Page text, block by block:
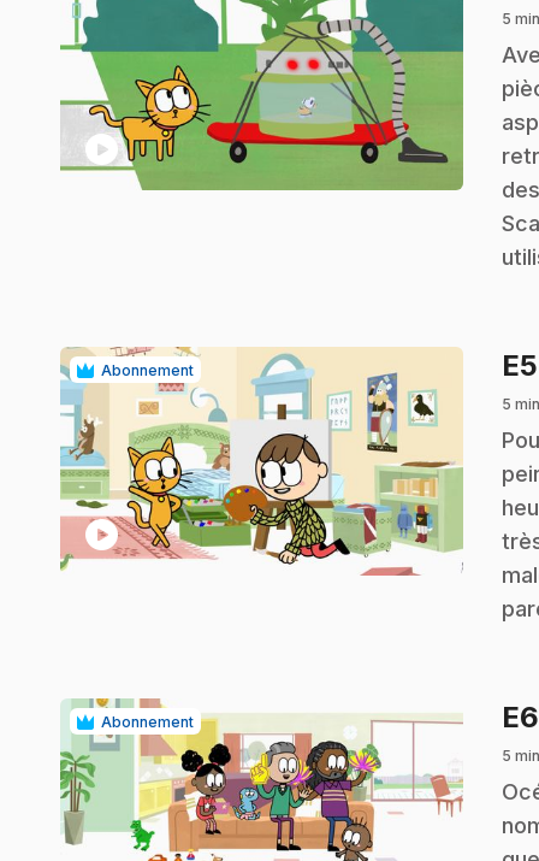
play_circle
5 min
.
Abonnement
play_circle
E5
5 min
.
Abonnement E6
5 min
.